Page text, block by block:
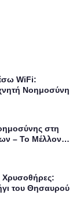
WiFi:
Νοημοσύνη
στη
– Το Μέλλον
Χρυσοθήρες:
του Θησαυρού